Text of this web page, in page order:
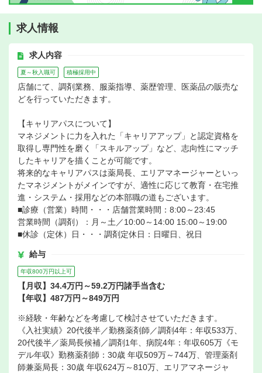
求人情報
求人内容
夏～秋入職可 積極採用中
店舗にて、調剤業務、服薬指導、薬歴管理、医薬品の販売な
どを行っていただきます。
【キャリアパスについて】
マネジメントに力を入れた「キャリアアップ」と認定資格を
取得し専門性を磨く「スキルアップ」など、志向性にマッチ
したキャリアを描くことが可能です。
将来的なキャリアパスは薬局長、エリアマネージャーといっ
たマネジメントがメインですが、適性に応じて教育・在宅推
進・システム・採用などの本部職の道もございます。
■診療（営業）時間・・・店舗営業時間：8:00～23:45
営業時間（調剤）：月～土／10:00～14:00 15:00～19:00
■休診（定休）日・・・調剤定休日：日曜日、祝日
給与
年収800万円以上可
【月収】34.4万円～59.2万円諸手当含む
【年収】487万円～849万円
※経験・年齢などを考慮して検討させていただきます。
《入社実績》20代後半／勤務薬剤師／調剤4年：年収533万、
20代後半／薬局長候補／調剤1年、病院4年：年収605万《モ
デル年収》勤務薬剤師：30歳 年収509万～744万、管理薬剤
師兼薬局長：30歳 年収624万～810万、エリアマネージャ